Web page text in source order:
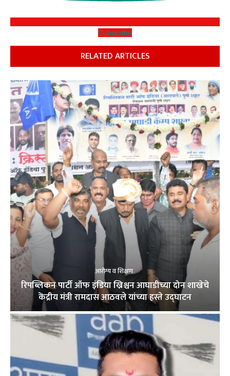
Subscribe
RELATED ARTICLES
आरोग्य व शिक्षण
रिपब्लिकन पार्टी ऑफ इंडिया ख्रिश्चन आघाडीच्या दोन शाखेचे
केंद्रीय मंत्री रामदास आठवले यांच्या हस्ते उद्घाटन